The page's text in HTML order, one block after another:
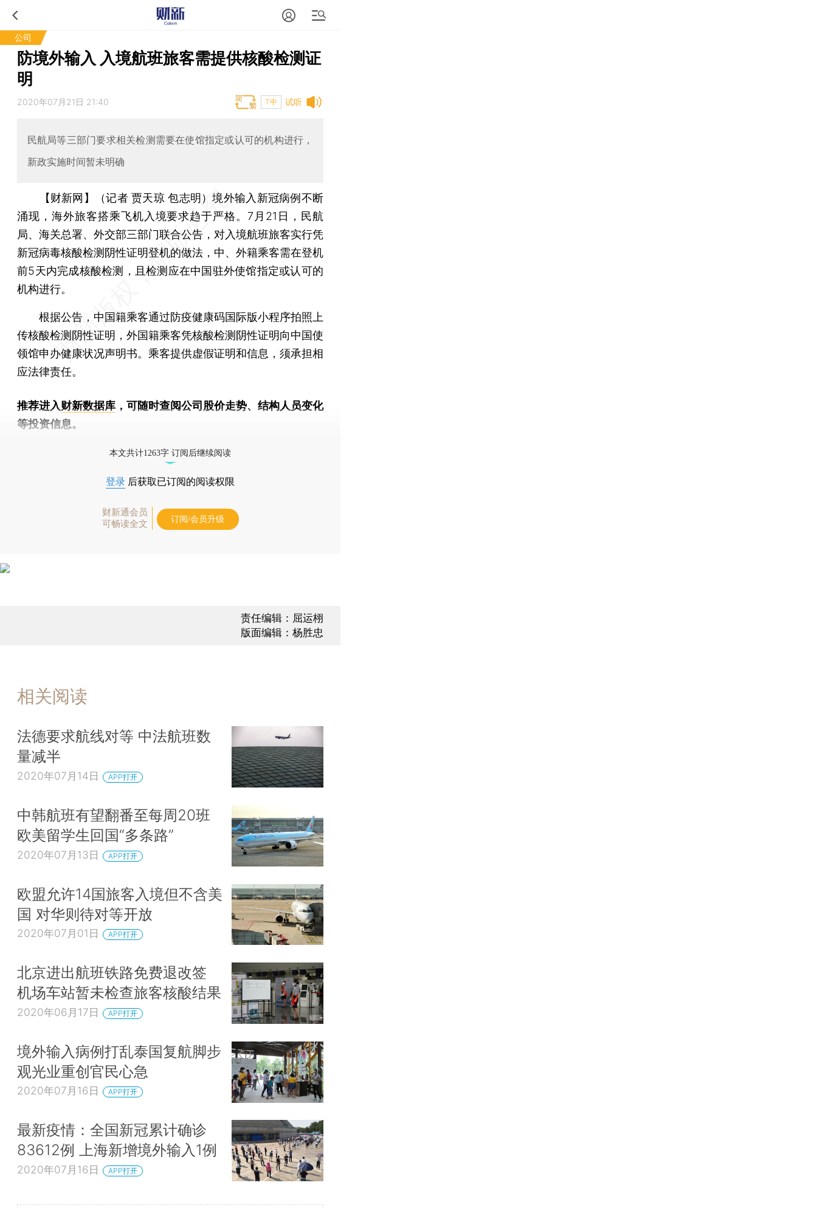
公司
防境外输入 入境航班旅客需提供核酸检测证
明
试听
2020年07月21日 21:40 T中
民航局等三部门要求相关检测需要在使馆指定或认可的机构进行，
新政实施时间暂未明确
【财新网】（记者 贾天琼 包志明）境外输入新冠病例不断
涌现，海外旅客搭乘飞机入境要求趋于严格。7月21日，民航
局、海关总署、外交部三部门联合公告，对入境航班旅客实行凭
新冠病毒核酸检测阴性证明登机的做法，中、外籍乘客需在登机
前5天内完成核酸检测，且检测应在中国驻外使馆指定或认可的
机构进行。
根据公告，中国籍乘客通过防疫健康码国际版小程序拍照上
传核酸检测阴性证明，外国籍乘客凭核酸检测阴性证明向中国使
领馆申办健康状况声明书。乘客提供虚假证明和信息，须承担相
应法律责任。
推荐进入财新数据库 ，可随时查阅公司股价走势、结构人员变化
等投资信息。
本文共计1263字 订阅后继续阅读
登录 后获取已订阅的阅读权限
财新通会员
可畅读全文
订阅/会员升级
责任编辑：屈运栩
版面编辑：杨胜忠
相关阅读
法德要求航线对等 中法航班数
量减半
2020年07月14日 APP打开
中韩航班有望翻番至每周20班
欧美留学生回国“多条路”
2020年07月13日 APP打开
欧盟允许14国旅客入境但不含美
国 对华则待对等开放
2020年07月01日 APP打开
北京进出航班铁路免费退改签
机场车站暂未检查旅客核酸结果
2020年06月17日 APP打开
境外输入病例打乱泰国复航脚步
观光业重创官民心急
2020年07月16日 APP打开
最新疫情：全国新冠累计确诊
83612例 上海新增境外输入1例
2020年07月16日 APP打开